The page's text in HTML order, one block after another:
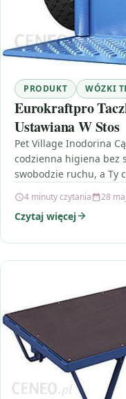
PRODUKT WÓZKI
Eurokraftpro
Ustawiana W Stos
Pet Village Inodorina
codzienna higiena bez
swobodzie ruchu, a Ty
4 minuty czytania 28
Czytaj więcej